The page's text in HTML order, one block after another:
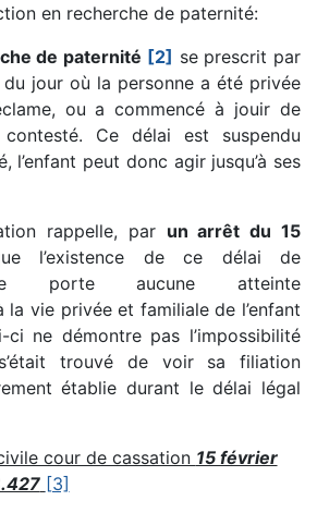
en recherche de paternité:
de paternité [2] se prescrit par
jour où la personne a été privée
ou a commencé à jouir de
Ce délai est suspendu
l’enfant peut donc agir jusqu’à ses
rappelle, par un arrêt du 15
l’existence de ce délai de
porte aucune atteinte
vie privée et familiale de l’enfant
ne démontre pas l’impossibilité
trouvé de voir sa filiation
établie durant le délai légal
cour de cassation 15 février
[3]